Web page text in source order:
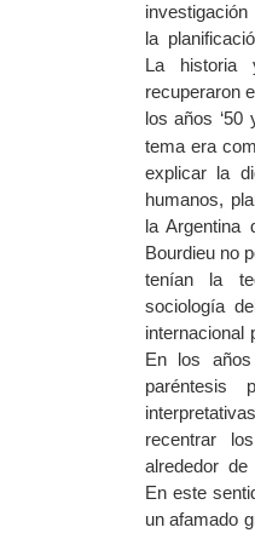
la
La historia
recuperaron
los años ‘50
tema era
explicar la
humanos,
la Argentina
Bourdieu no
tenían la
sociología
internacional
En los años
paréntesis
recentrar
alrededor
En este
un afamado